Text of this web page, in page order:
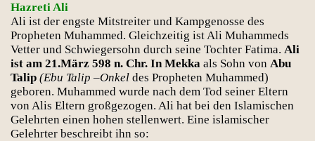
Hazreti Ali
Ali ist der engste Mitstreiter und Kampgenosse des
Propheten Muhammed. Gleichzeitig ist Ali Muhammeds
Vetter und Schwiegersohn durch seine Tochter Fatima. Ali
ist am 21.März 598 n. Chr. In Mekka als Sohn von Abu
Talip (Ebu Talip –Onkel des Propheten Muhammed)
geboren. Muhammed wurde nach dem Tod seiner Eltern
von Alis Eltern großgezogen. Ali hat bei den Islamischen
Gelehrten einen hohen stellenwert. Eine islamischer
Gelehrter beschreibt ihn so:
ayı